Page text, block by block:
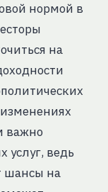
нормой в
на
важно
услуг, ведь
шансы на